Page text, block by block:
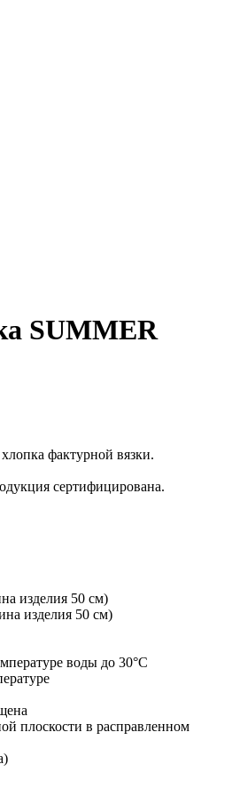
SUMMER
фактурной вязки.
сертифицирована.
изделия 50 см)
изделия 50 см)
воды до 30°C
плоскости в расправленном